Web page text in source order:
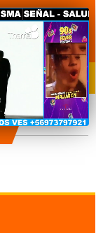
DEPORTES